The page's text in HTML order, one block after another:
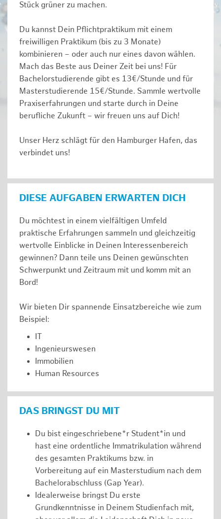
Stück grüner zu machen.
Du kannst Dein Pflichtpraktikum mit einem
freiwilligen Praktikum (bis zu 3 Monate)
kombinieren – oder auch nur eines davon wählen.
Mach das Beste aus Deiner Zeit bei uns! Für
Bachelorstudierende gibt es 13€/Stunde und für
Masterstudierende 15€/Stunde. Sammle wertvolle
Praxiserfahrungen und starte durch in Deine
berufliche Zukunft – wir freuen uns auf Dich!
Unser Herz schlägt für den Hamburger Hafen, das
verbindet uns!
DIESE AUFGABEN ERWARTEN DICH
Du möchtest in einem vielfältigen Umfeld
praktische Erfahrungen sammeln und gleichzeitig
wertvolle Einblicke in Deinen Interessenbereich
gewinnen? Dann teile uns Deinen gewünschten
Schwerpunkt und Zeitraum mit und komm mit an
Bord!
Wir bieten Dir spannende Einsatzbereiche wie zum
Beispiel:
IT
Ingenieurswesen
Immobilien
Human Resources
DAS BRINGST DU MIT
Du bist eingeschriebene*r Student*in und
hast eine ordentliche Immatrikulation während
des gesamten Praktikums bzw. in
Vorbereitung auf ein Masterstudium nach dem
Bachelorabschluss (Gap Year).
Idealerweise bringst Du erste
Grundkenntnisse in Deinem Studienfach mit,